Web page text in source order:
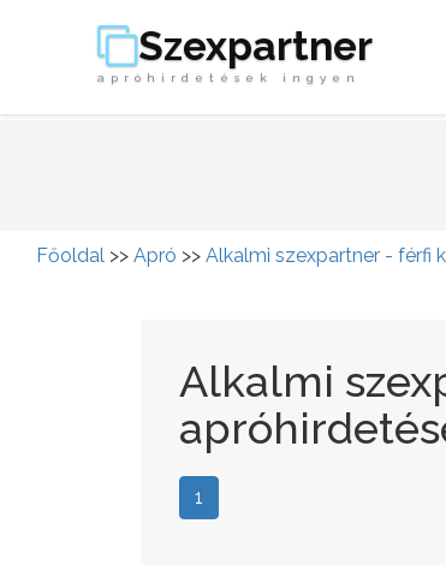
Szexpartner
apróhirdetések ingyen
Főoldal >> Apró >> Alkalmi szexpartner - férfi
Alkalmi
1